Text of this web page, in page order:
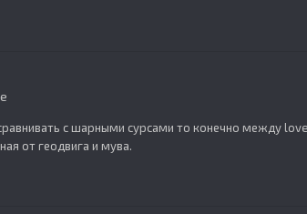
с шарными сурсами то конечно между
от геодвига и мува.